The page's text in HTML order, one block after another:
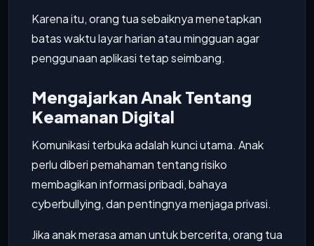
Karena itu, orang tua sebaiknya menetapkan
batas waktu layar harian atau mingguan agar
penggunaan aplikasi tetap seimbang.
Mengajarkan Anak Tentang
Keamanan Digital
Komunikasi terbuka adalah kunci utama. Anak
perlu diberi pemahaman tentang risiko
membagikan informasi pribadi, bahaya
cyberbullying, dan pentingnya menjaga privasi.
Jika anak merasa aman untuk bercerita, orang tua